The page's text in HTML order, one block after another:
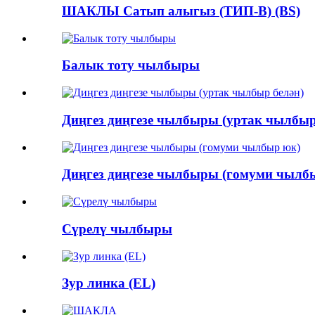
ШАКЛЫ Сатып алыгыз (ТИП-В) (BS)
Балык тоту чылбыры
Диңгез диңгезе чылбыры (уртак
Диңгез диңгезе чылбыры (гомуми
Сүрелү чылбыры
Зур линка (EL)